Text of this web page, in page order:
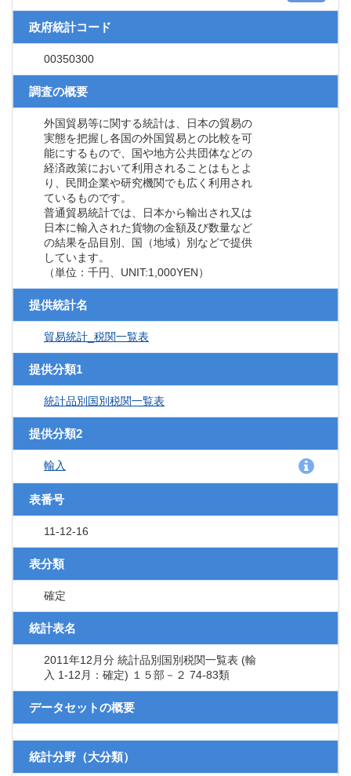
政府統計コード
00350300
調査の概要
外国貿易等に関する統計は、日本の貿易の
実態を把握し各国の外国貿易との比較を可
能にするもので、国や地方公共団体などの
経済政策において利用されることはもとよ
り、民間企業や研究機関でも広く利用され
ているものです。
普通貿易統計では、日本から輸出され又は
日本に輸入された貨物の金額及び数量など
の結果を品目別、国（地域）別などで提供
しています。
（単位：千円、UNIT:1,000YEN）
提供統計名
貿易統計_税関一覧表
提供分類1
統計品別国別税関一覧表
提供分類2
輸入
表番号
11-12-16
表分類
確定
統計表名
2011年12月分 統計品別国別税関一覧表 (輸
入 1-12月：確定) １５部－２ 74-83類
データセットの概要
統計分野（大分類）